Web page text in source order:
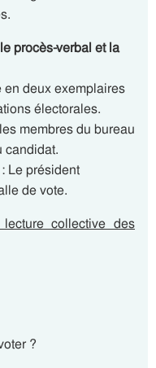
procès-verbal et la
en deux exemplaires
électorales.
membres du bureau
candidat.
Le président
de vote.
collective des
?